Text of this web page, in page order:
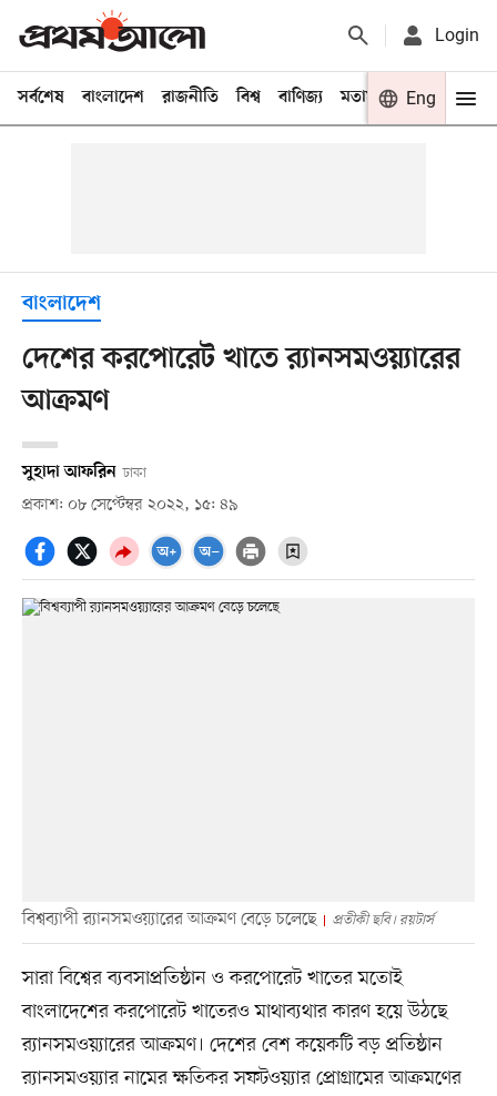
Login
সর্বশেষ বাংলাদেশ রাজনীতি বিশ্ব বাণিজ্য মতামত খেলা
Eng
বাংলাদেশ
দেশের করপোরেট খাতে র‌্যানসমওয়্যারের
আক্রমণ
সুহাদা আফরিন ঢাকা
প্রকাশ: ০৮ সেপ্টেম্বর ২০২২, ১৫: ৪৯
বিশ্বব্যাপী র‍্যানসমওয়্যারের আক্রমণ বেড়ে চলেছে প্রতীকী ছবি। রয়টার্স
সারা বিশ্বের ব্যবসাপ্রতিষ্ঠান ও করপোরেট খাতের মতোই
বাংলাদেশের করপোরেট খাতেরও মাথাব্যথার কারণ হয়ে উঠছে
র‌্যানসমওয়্যারের আক্রমণ। দেশের বেশ কয়েকটি বড় প্রতিষ্ঠান
র‌্যানসমওয়্যার নামের ক্ষতিকর সফটওয়্যার প্রোগ্রামের আক্রমণের